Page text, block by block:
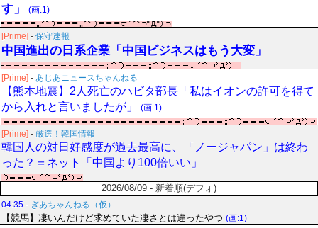
す」
(画:1)
[Prime] - 保守速報
中国進出の日系企業「中国ビジネスはもう大変」
[Prime] - あじあニュースちゃんねる
【熊本地震】2人死亡のハビタ部長「私はイオンの許可を得て
から入れと言いましたが」
(画:1)
[Prime] - 厳選！韓国情報
韓国人の対日好感度が過去最高に、「ノージャパン」は終わ
った？＝ネット「中国より100倍いい」
2026/08/09 - 新着順(デフォ)
04:35 - ぎあちゃんねる（仮）
【競馬】凄いんだけど求めていた凄さとは違ったやつ (画:1)